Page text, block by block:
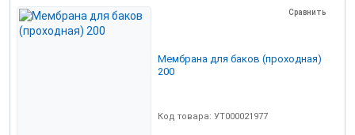
Сравнить
Мембрана для баков (проходная)
200
Код товара: УТ000021977